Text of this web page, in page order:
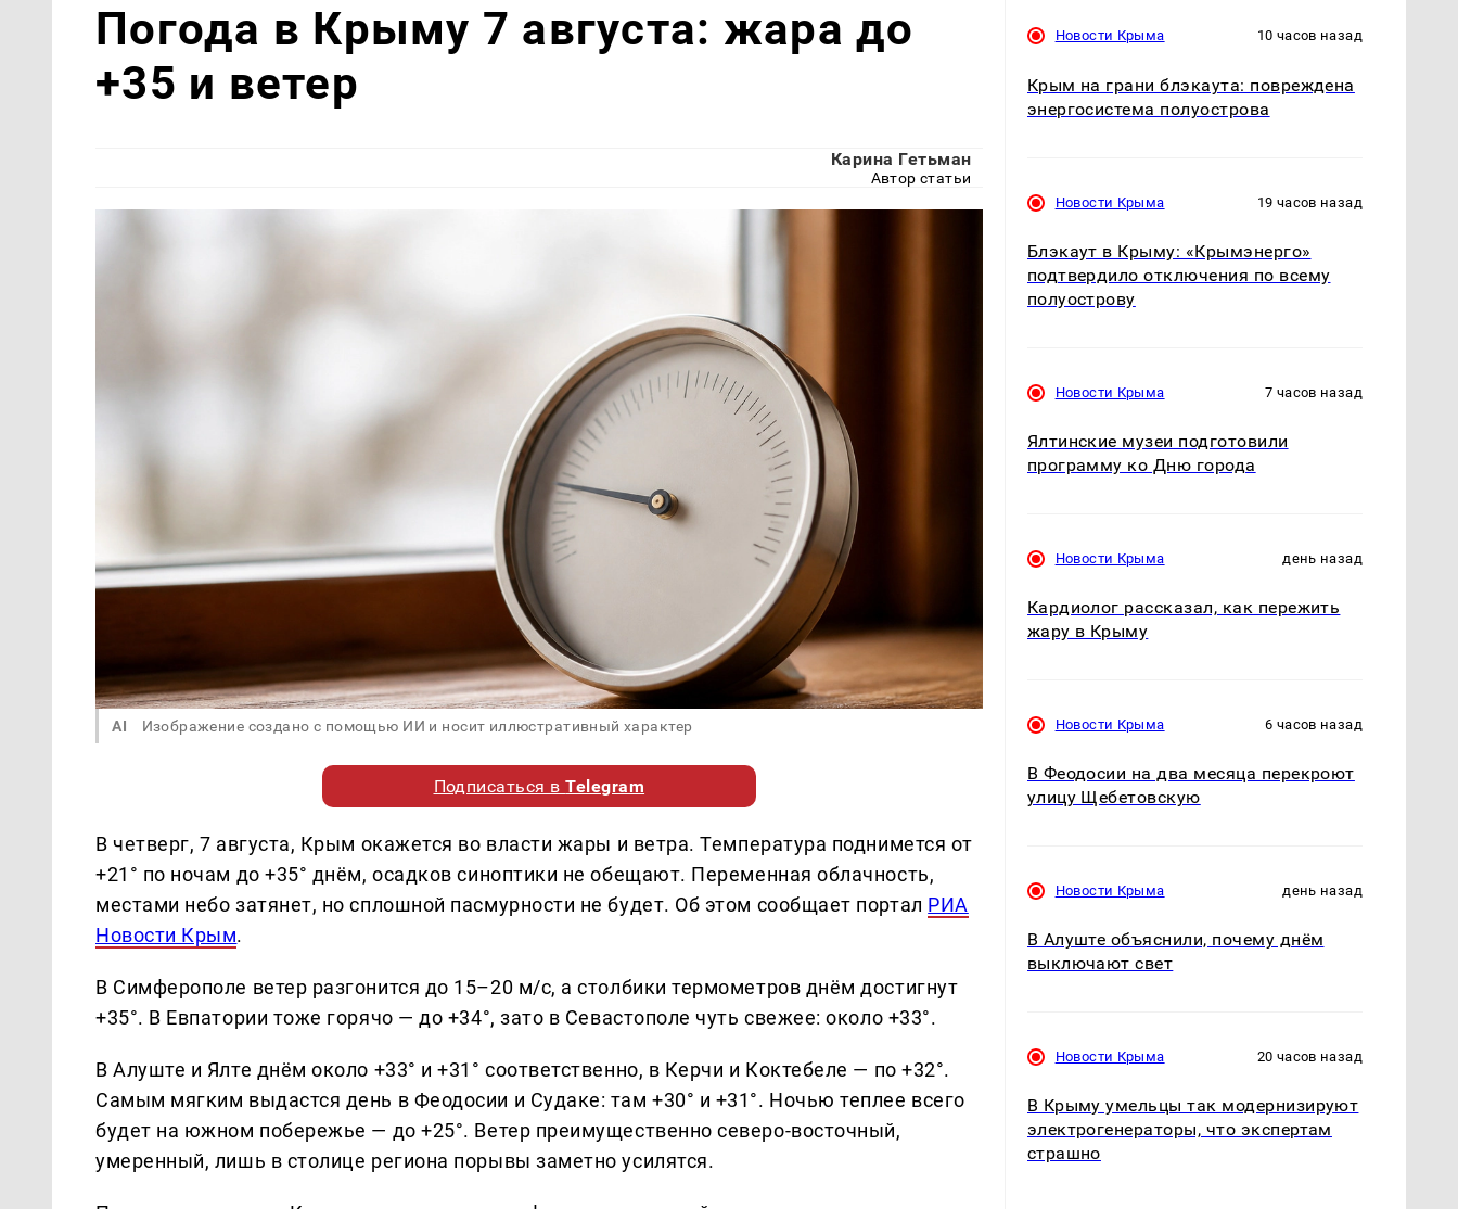
Погода в Крыму 7 августа: жара до
+35 и ветер
Карина Гетьман
Автор статьи
AI Изображение создано с помощью ИИ и носит иллюстративный характер
Подписаться вTelegram
В четверг, 7 августа, Крым окажется во власти жары и ветра. Температура поднимется от
+21° по ночам до +35° днём, осадков синоптики не обещают. Переменная облачность,
местами небо затянет, но сплошной пасмурности не будет. Об этом сообщает портал РИА
Новости Крым.
В Симферополе ветер разгонится до 15–20 м/с, а столбики термометров днём достигнут
+35°. В Евпатории тоже горячо — до +34°, зато в Севастополе чуть свежее: около +33°.
В Алуште и Ялте днём около +33° и +31° соответственно, в Керчи и Коктебеле — по +32°.
Самым мягким выдастся день в Феодосии и Судаке: там +30° и +31°. Ночью теплее всего
будет на южном побережье — до +25°. Ветер преимущественно северо-восточный,
умеренный, лишь в столице региона порывы заметно усилятся.
Новости Крыма 10 часов назад
Крым на грани блэкаута: повреждена
энергосистема полуострова
Новости Крыма 19 часов назад
Блэкаут в Крыму: «Крымэнерго»
подтвердило отключения по всему
полуострову
Новости Крыма 7 часов назад
Ялтинские музеи подготовили
программу ко Дню города
Новости Крыма день назад
Кардиолог рассказал, как пережить
жару в Крыму
Новости Крыма 6 часов назад
В Феодосии на два месяца перекроют
улицу Щебетовскую
Новости Крыма день назад
В Алуште объяснили, почему днём
выключают свет
Новости Крыма 20 часов назад
В Крыму умельцы так модернизируют
электрогенераторы, что экспертам
страшно